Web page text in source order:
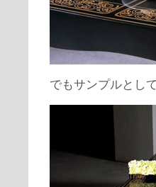
でもサンプルとし